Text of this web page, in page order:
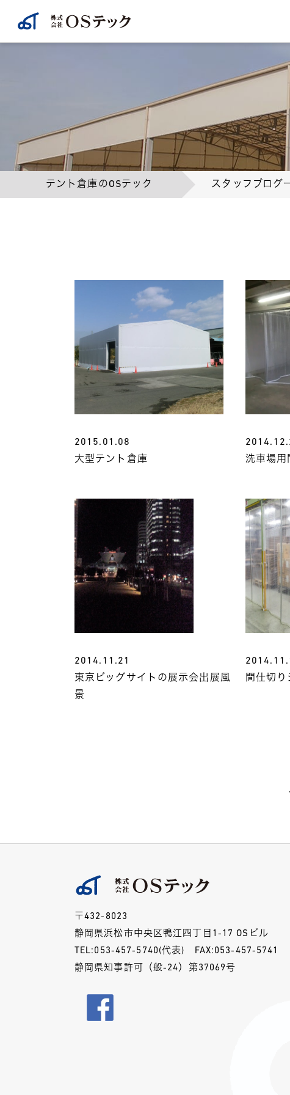
テント倉庫のOSテック スタッフブログ
2015.01.08
大型テント倉庫
洗車場用
2014.11.21
東京ビッグサイトの展示会出展風
景
間仕切り
〒432-8023
静岡県浜松市中央区鴨江四丁目1-17 OSビル
TEL: 053-457-5740 (代表) FAX:053-457-5741
静岡県知事許可（般-24）第37069号